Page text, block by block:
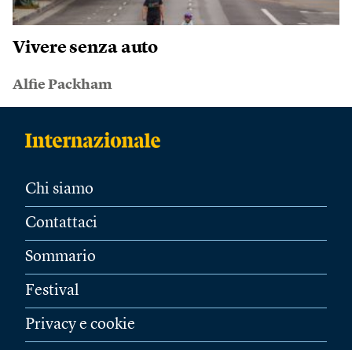
Vivere senza auto
Alfie Packham
Chi siamo
Contattaci
Sommario
Festival
Privacy e cookie